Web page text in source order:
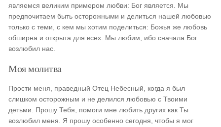
являемся великим примером любви: Бог является. Мы
предпочитаем быть осторожными и делиться нашей любовью
только с теми, с кем мы хотим поделиться: Божья же любовь
обширна и открыта для всех. Мы любим, ибо сначала Бог
возлюбил нас.
Моя молитва
Прости меня, праведный Отец Небесный, когда я был
слишком осторожным и не делился любовью с Твоими
детьми. Прошу Тебя, помоги мне любить других как Ты
возлюбил меня. Я прошу особенно сегодня, чтобы я мог